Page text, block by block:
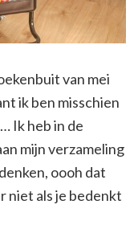
van mei
ik ben misschien
Ik heb in de
mijn verzameling
oooh dat
niet als je bedenkt